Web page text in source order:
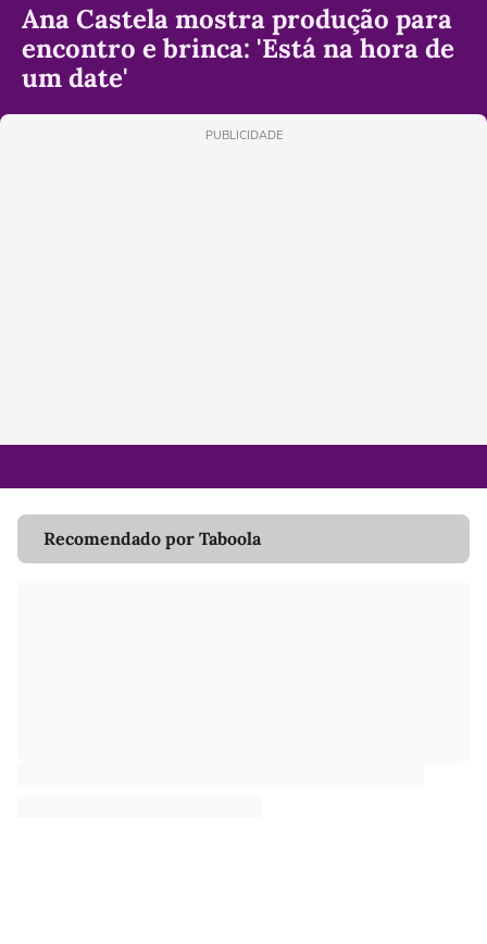
Ana Castela mostra produção para
encontro e brinca: 'Está na hora de
um date'
PUBLICIDADE
Recomendado por Taboola